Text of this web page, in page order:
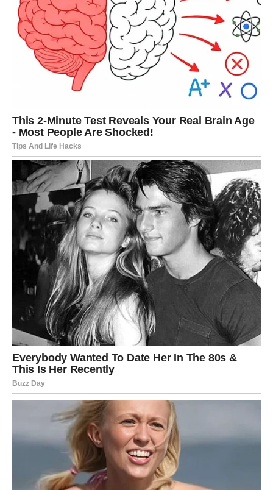
Strelac
Strelčevi u narednoj sedmici mogu osetiti želju za
promenom i novim iskustvima. Moguće je putovanje,
zanimljiv susret ili nova ideja koja vas inspiriše.
napredak.
U ljubavi je moguć susret koji dolazi potpuno spontano,
ali koji može postati veoma važan.
Jarac
Jarčevi ulaze u sedmicu u kojoj se trud može konačno
isplatiti. Na poslovnom planu mogu dobiti priznanje ili
priliku koja donosi stabilnost.
U ljubavi dolazi period sigurnosti i razumevanja. Partner
može pokazati koliko mu je stalo kroz podršku i pažnju.
Slobodni Jarčevi mogu upoznati osobu koja deli njihove
vrednosti i pogled na život.
Vodolija
Vodolije u narednim danima mogu dobiti zanimljive ideje i
prilike za promene. Mogući su susreti sa ljudima koji vas